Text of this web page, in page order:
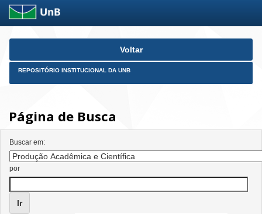
Skip
Voltar
REPOSITÓRIO INSTITUCIONAL DA UNB
Página de Busca
Buscar em:
por